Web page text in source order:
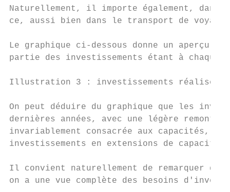
Naturellement, il importe également,
ce, aussi bien dans le transport de
Le graphique ci-dessous donne un aperçu
partie des investissements étant à
Illustration 3 : investissements réalisés
On peut déduire du graphique que les
dernières années, avec une légère
invariablement consacrée aux capacités,
investissements en extensions de capacité
Il convient naturellement de remarquer
on a une vue complète des besoins